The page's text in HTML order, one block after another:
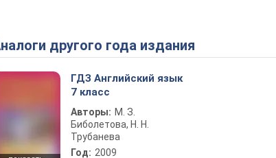
Аналоги другого года издания
ГДЗ Английский язык
7 класс
Авторы: М. З.
Биболетова, Н. Н.
Трубанева
Год: 2009